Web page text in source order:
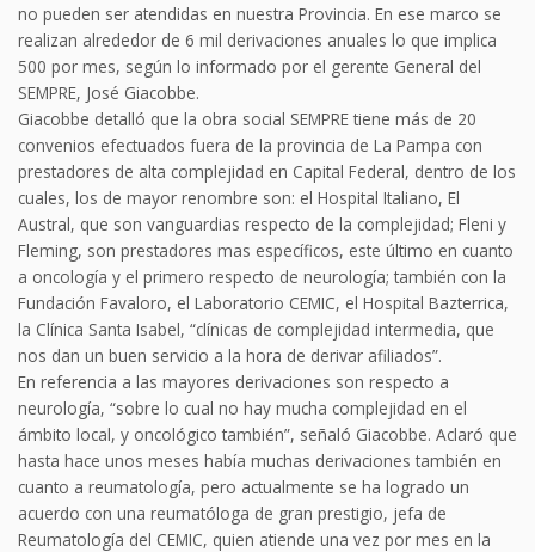
no pueden ser atendidas en nuestra Provincia. En ese marco se
realizan alrededor de 6 mil derivaciones anuales lo que implica
500 por mes, según lo informado por el gerente General del
SEMPRE, José Giacobbe.
Giacobbe detalló que la obra social SEMPRE tiene más de 20
convenios efectuados fuera de la provincia de La Pampa con
prestadores de alta complejidad en Capital Federal, dentro de los
cuales, los de mayor renombre son: el Hospital Italiano, El
Austral, que son vanguardias respecto de la complejidad; Fleni y
Fleming, son prestadores mas específicos, este último en cuanto
a oncología y el primero respecto de neurología; también con la
Fundación Favaloro, el Laboratorio CEMIC, el Hospital Bazterrica,
la Clínica Santa Isabel, “clínicas de complejidad intermedia, que
nos dan un buen servicio a la hora de derivar afiliados”.
En referencia a las mayores derivaciones son respecto a
neurología, “sobre lo cual no hay mucha complejidad en el
ámbito local, y oncológico también”, señaló Giacobbe. Aclaró que
hasta hace unos meses había muchas derivaciones también en
cuanto a reumatología, pero actualmente se ha logrado un
acuerdo con una reumatóloga de gran prestigio, jefa de
Reumatología del CEMIC, quien atiende una vez por mes en la